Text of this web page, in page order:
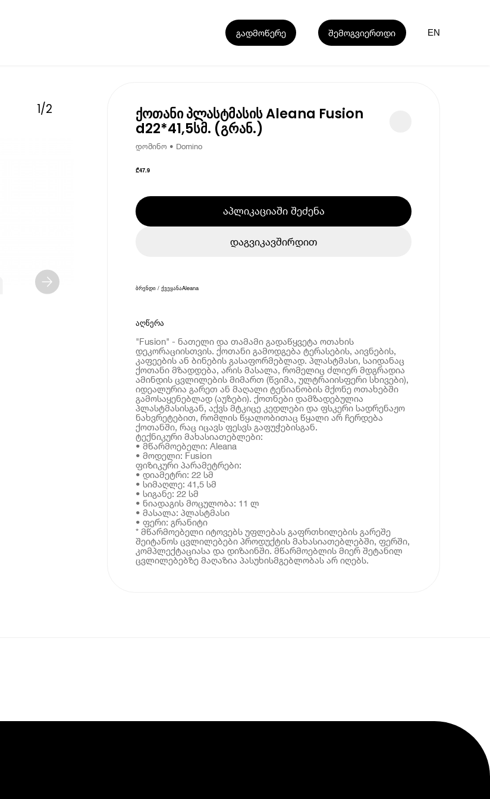
გადმოწერე შემოგვიერთდი EN
1/2 ქოთანი პლასტმასის Aleana Fusion
d22*41,5სმ. (გრან.)
დომინო • Domino
₾47.9
აპლიკაციაში შეძენა
დაგვიკავშირდით
ბრენდი / ქვეყანაAleana
აღწერა
"Fusion" - ნათელი და თამამი გადაწყვეტა ოთახის
დეკორაციისთვის. ქოთანი გამოდგება ტერასების, აივნების,
კაფეების ან ბინების გასაფორმებლად. პლასტმასი, საიდანაც
ქოთანი მზადდება, არის მასალა, რომელიც ძლიერ მდგრადია
ამინდის ცვლილების მიმართ (წვიმა, ულტრაიისფერი სხივები),
იდეალურია გარეთ ან მაღალი ტენიანობის მქონე ოთახებში
გამოსაყენებლად (აუზები). ქოთნები დამზადებულია
პლასტმასისგან, აქვს მტკიცე კედლები და ფსკერი სადრენაჟო
ნახვრეტებით, რომლის წყალობითაც წყალი არ ჩერდება
ქოთანში, რაც იცავს ფესვს გაფუჭებისგან.
ტექნიკური მახასიათებლები:
• მწარმოებელი: Aleana
• მოდელი: Fusion
ფიზიკური პარამეტრები:
• დიამეტრი: 22 სმ
• სიმაღლე: 41,5 სმ
• სიგანე: 22 სმ
• ნიადაგის მოცულობა: 11 ლ
• მასალა: პლასტმასი
• ფერი: გრანიტი
* მწარმოებელი იტოვებს უფლებას გაფრთხილების გარეშე
შეიტანოს ცვლილებები პროდუქტის მახასიათებლებში, ფერში,
კომპლექტაციასა და დიზაინში. მწარმოებლის მიერ შეტანილ
ცვლილებებზე მაღაზია პასუხისმგებლობას არ იღებს.